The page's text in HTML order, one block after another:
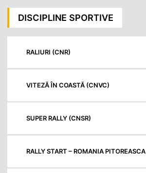
articole
DISCIPLINE SPORTIVE
RALIURI (CNR)
VITEZĂ ÎN COASTĂ (CNVC)
SUPER RALLY (CNSR)
RALLY START – ROMANIA PITOREASCA